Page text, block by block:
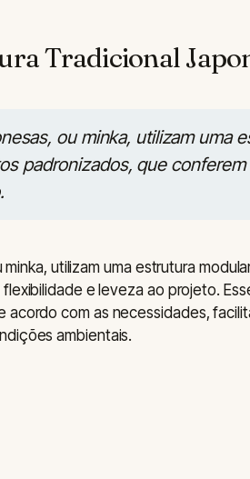
Tradicional
ou minka, utilizam uma
padronizados, que conferem
utilizam uma estrutura
e leveza ao projeto.
com as necessidades,
ambientais.